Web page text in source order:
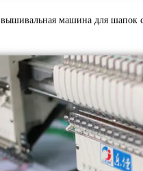
машина для шапок